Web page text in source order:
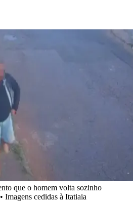
que o homem volta sozinho
• Imagens cedidas à Itatiaia